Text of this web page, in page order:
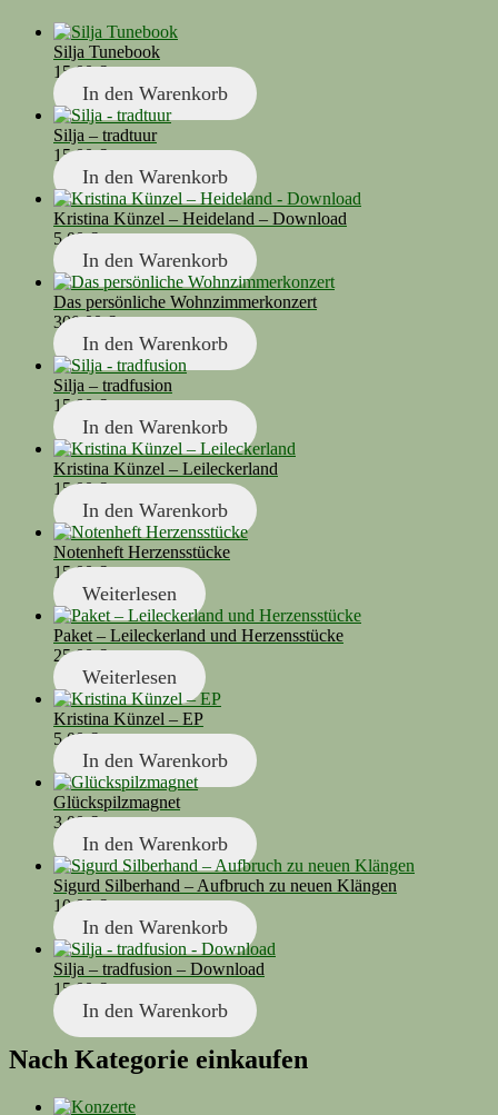
Silja Tunebook
15,00€
In den Warenkorb
Silja – tradtuur
15,00€
In den Warenkorb
Kristina Künzel – Heideland – Download
5,00€
In den Warenkorb
Das persönliche Wohnzimmerkonzert
300,00€
In den Warenkorb
Silja – tradfusion
15,00€
In den Warenkorb
Kristina Künzel – Leileckerland
15,00€
In den Warenkorb
Notenheft Herzensstücke
15,00€
Weiterlesen
Paket – Leileckerland und Herzensstücke
25,00€
Weiterlesen
Kristina Künzel – EP
5,00€
In den Warenkorb
Glückspilzmagnet
3,00€
In den Warenkorb
Sigurd Silberhand – Aufbruch zu neuen Klängen
10,00€
In den Warenkorb
Silja – tradfusion – Download
15,00€
In den Warenkorb
Nach Kategorie einkaufen